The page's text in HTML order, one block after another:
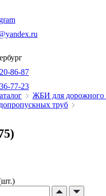
86-87
77-23
ЖБИ для дорожного
труб